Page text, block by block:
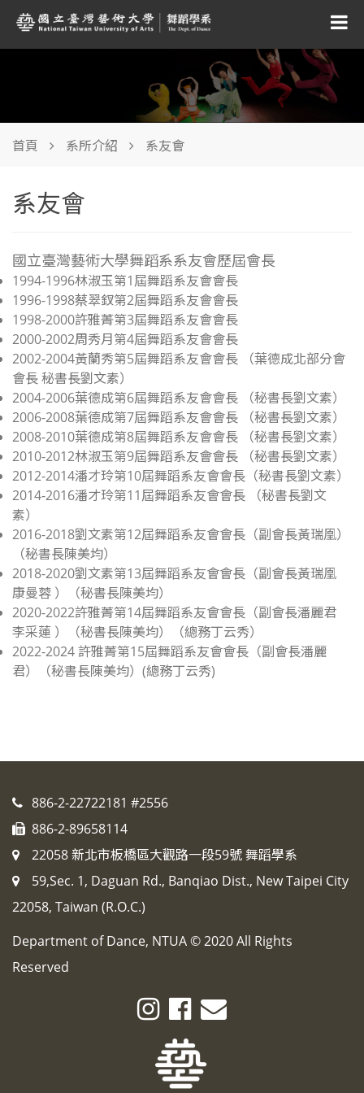
首頁 系所介紹 系友會
系友會
國立臺灣藝術大學舞蹈系系友會歷屆會長
1994-1996林淑玉第1屆舞蹈系友會會長
1996-1998蔡翠釵第2屆舞蹈系友會會長
1998-2000許雅菁第3屆舞蹈系友會會長
2000-2002周秀月第4屆舞蹈系友會會長
2002-2004黃蘭秀第5屆舞蹈系友會會長 （葉德成北部分會
會長 秘書長劉文素）
2004-2006葉德成第6屆舞蹈系友會會長 （秘書長劉文素）
2006-2008葉德成第7屆舞蹈系友會會長 （秘書長劉文素）
2008-2010葉德成第8屆舞蹈系友會會長 （秘書長劉文素）
2010-2012林淑玉第9屆舞蹈系友會會長 （秘書長劉文素）
2012-2014潘才玲第10屆舞蹈系友會會長（秘書長劉文素）
2014-2016潘才玲第11屆舞蹈系友會會長 （秘書長劉文
素）
2016-2018劉文素第12屆舞蹈系友會會長（副會長黃瑞凰）
（秘書長陳美均）
2018-2020劉文素第13屆舞蹈系友會會長（副會長黃瑞凰
康曼蓉 ）（秘書長陳美均）
2020-2022許雅菁第14屆舞蹈系友會會長（副會長潘麗君
李采蓮 ）（秘書長陳美均）（總務丁云秀）
2022-2024 許雅菁第15屆舞蹈系友會會長（副會長潘麗
君）（秘書長陳美均）(總務丁云秀)
886-2-22722181 #2556
886-2-89658114
22058 新北市板橋區大觀路一段59號 舞蹈學系
59,Sec. 1, Daguan Rd., Banqiao Dist., New Taipei City
22058, Taiwan (R.O.C.)
Department of Dance, NTUA © 2020 All Rights
Reserved